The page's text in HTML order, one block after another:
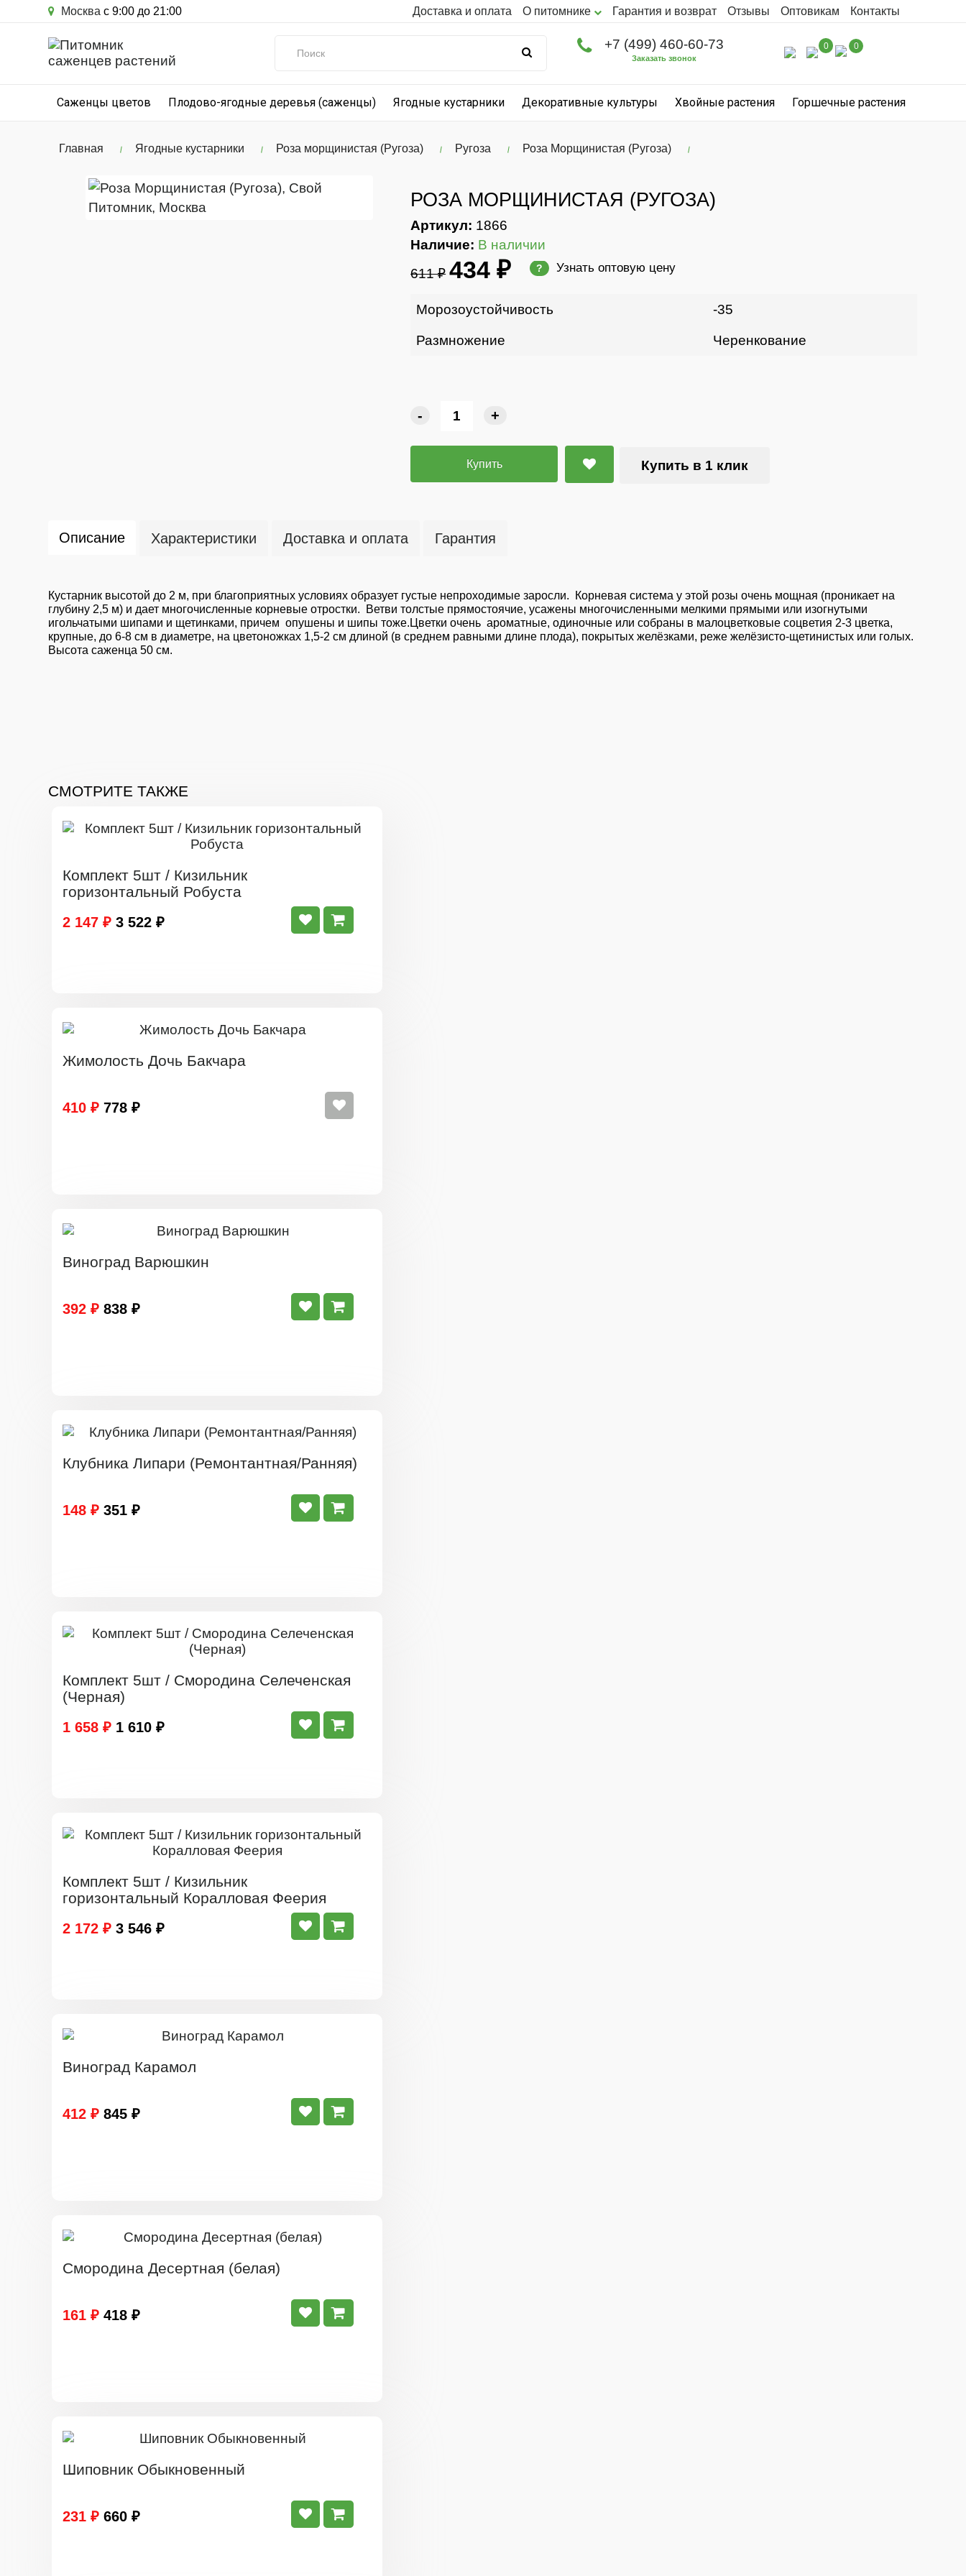
Москва с 9:00 до 21:00 Доставка и оплата О питомнике Гарантия и возврат Отзывы Оптовикам Контакты
+7 (499) 460-60-73
Заказать звонок
0 0
Саженцы цветов Плодово-ягодные деревья (саженцы) Ягодные кустарники Декоративные культуры Хвойные растения Горшечные растения
Главная Ягодные кустарники Роза морщинистая (Ругоза) Ругоза Роза Морщинистая (Ругоза)
РОЗА МОРЩИНИСТАЯ (РУГОЗА)
Артикул: 1866
Наличие: В наличии
611 ₽ 434 ₽ ? Узнать оптовую цену
Морозоустойчивость -35
Размножение Черенкование
- +
Купить Купить в 1 клик
Описание Характеристики Доставка и оплата Гарантия
Кустарник высотой до 2 м, при благоприятных условиях образует густые непроходимые заросли. Корневая система у этой розы очень мощная (проникает на
глубину 2,5 м) и дает многочисленные корневые отростки. Ветви толстые прямостоячие, усажены многочисленными мелкими прямыми или изогнутыми
игольчатыми шипами и щетинками, причем опушены и шипы тоже.Цветки очень ароматные, одиночные или собраны в малоцветковые соцветия 2-3 цветка,
крупные, до 6-8 см в диаметре, на цветоножках 1,5-2 см длиной (в среднем равными длине плода), покрытых желёзками, реже желёзисто-щетинистых или голых.
Высота саженца 50 см.
СМОТРИТЕ ТАКЖЕ
Комплект 5шт / Кизильник
горизонтальный Робуста
2 147 ₽ 3 522 ₽
Жимолость Дочь Бакчара
410 ₽ 778 ₽
Виноград Варюшкин
392 ₽ 838 ₽
Клубника Липари (Ремонтантная/Ранняя)
148 ₽ 351 ₽
Комплект 5шт / Смородина Селеченская
(Черная)
1 658 ₽ 1 610 ₽
Комплект 5шт / Кизильник
горизонтальный Коралловая Феерия
2 172 ₽ 3 546 ₽
Виноград Карамол
412 ₽ 845 ₽
Смородина Десертная (белая)
161 ₽ 418 ₽
Шиповник Обыкновенный
231 ₽ 660 ₽